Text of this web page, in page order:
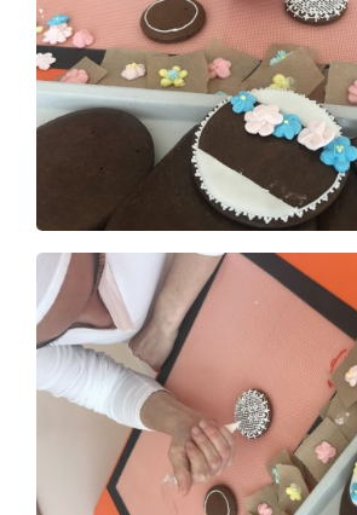
Studium
Projekty
Foto
Video a audio
Virtuální prohlídka
Kontakty